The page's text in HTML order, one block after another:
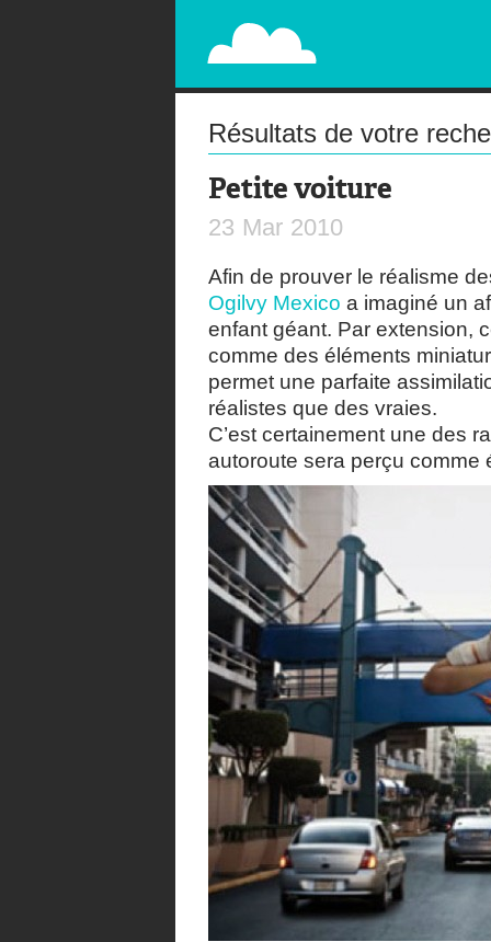
PAPERPLANE
STREET, AMBIENT, GUÉRILLA MARKETING
Résultats de votre
Petite voiture
23 Mar 2010
Afin de prouver le réalisme
Ogilvy Mexico a imaginé un
enfant géant. Par extension,
comme des éléments
permet une parfaite
réalistes que des vraies.
C’est certainement une des
autoroute sera perçu